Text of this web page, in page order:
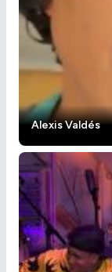
Alexis Valdés